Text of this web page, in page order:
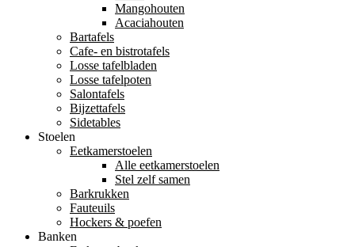
Mangohouten
Acaciahouten
Bartafels
Cafe- en bistrotafels
Losse tafelbladen
Losse tafelpoten
Salontafels
Bijzettafels
Sidetables
Stoelen
Eetkamerstoelen
Alle eetkamerstoelen
Stel zelf samen
Barkrukken
Fauteuils
Hockers & poefen
Banken